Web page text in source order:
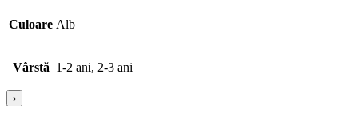
Culoare Alb
Vârstă 1-2 ani, 2-3 ani
›